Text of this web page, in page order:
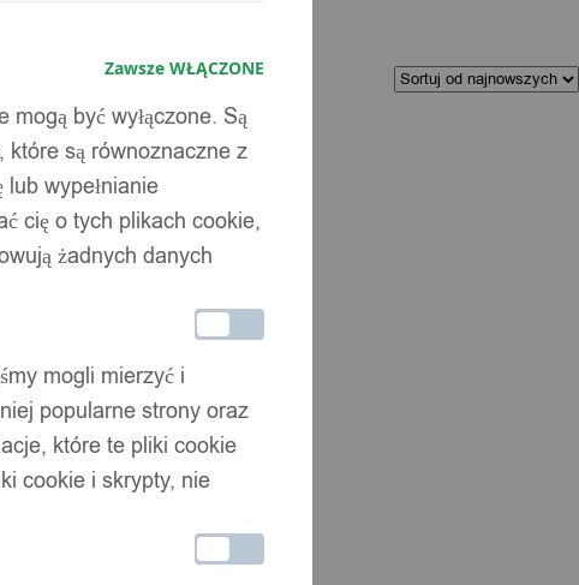
Kolejność
30x30cm
Zawsze WŁĄCZONE
być wyłączone. Są
które są równoznaczne z
wypełnianie
cię o tych plikach cookie,
żadnych danych
mogli mierzyć i
popularne strony oraz
które te pliki cookie
cookie i skrypty, nie